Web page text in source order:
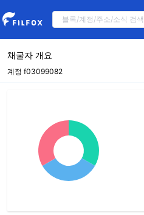
채굴자 개요
계정 f03099082